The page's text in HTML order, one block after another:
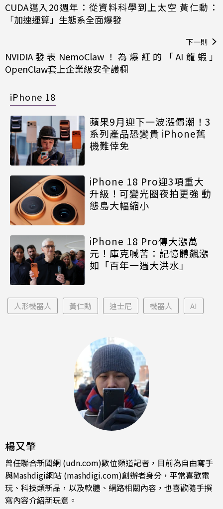
CUDA邁入20週年：從資料科學到上太空 黃仁勳：
「加速運算」生態系全面爆發
下一則
NVIDIA發表NemoClaw！為爆紅的「AI龍蝦」
OpenClaw套上企業級安全護欄
iPhone 18
蘋果9月迎下一波漲價潮！3
系列產品恐變貴 iPhone舊
機難倖免
iPhone 18 Pro迎3項重大
升級！可變光圈夜拍更強 動
態島大幅縮小
iPhone 18 Pro傳大漲萬
元！庫克喊苦：記憶體飆漲
如「百年一遇大洪水」
人形機器人 黃仁勳 迪士尼 機器人 AI
楊又肇
曾任聯合新聞網 (udn.com)數位頻道記者，目前為自由寫手
與Mashdigi網站 (mashdigi.com)創辦者身分，平常喜歡電
玩、科技類新品，以及軟體、網路相關內容，也喜歡隨手撰
寫內容介紹新玩意。